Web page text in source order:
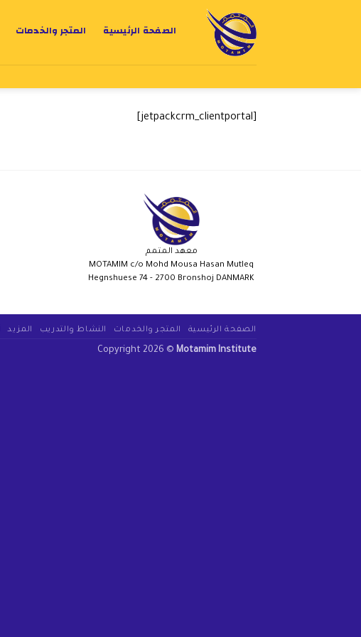
الصفحة الرئيسية المتجر والخدمات
[jetpackcrm_clientportal]
معهد المتمم
MOTAMIM c/o Mohd Mousa Hasan Mutleq
Hegnshuese 74 - 2700 Bronshoj DANMARK
الصفحة الرئيسية المتجر والخدمات النشاط والتدريب المزيد
Copyright 2026 © Motamim Institute